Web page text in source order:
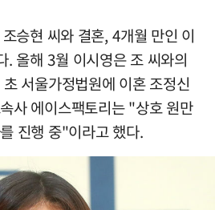
승현 씨와 결혼, 4개월 만인 이
. 올해 3월 이시영은 조 씨와의
서울가정법원에 이혼 조정신
사 에이스팩토리는 "상호 원만
진행 중"이라고 했다.